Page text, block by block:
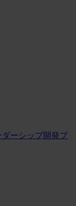
ダーシップ開発プ